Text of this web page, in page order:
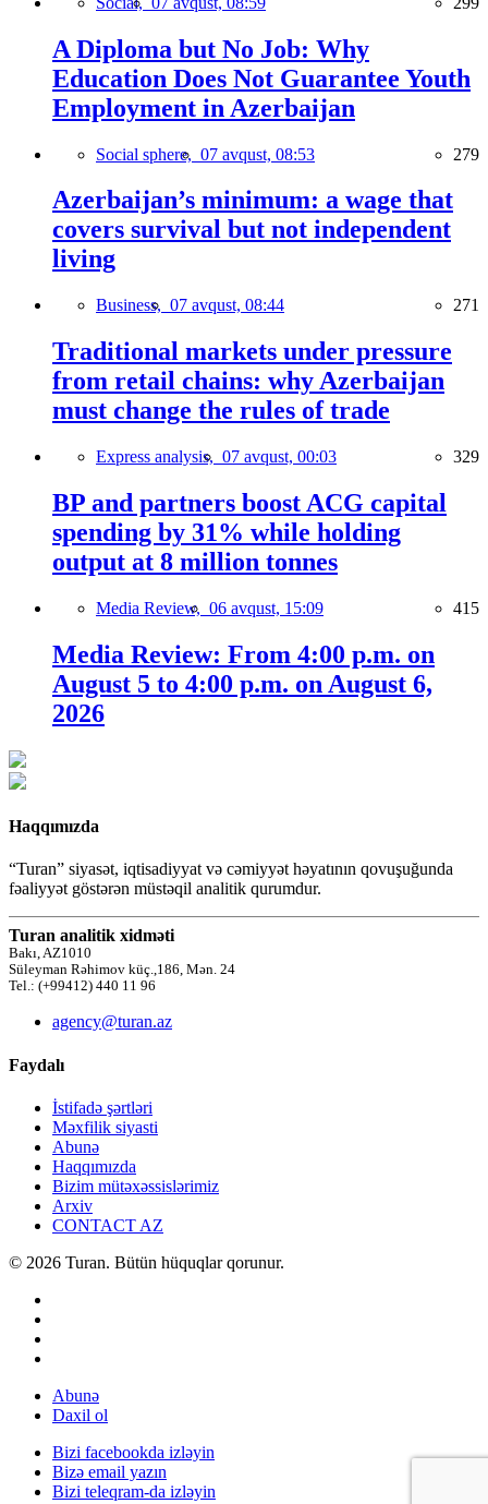
A Diploma but No Job: Why
Education Does Not Guarantee Youth
Employment in Azerbaijan
Social sphere, 07 avqust, 08:53 279
Azerbaijan’s minimum: a wage that
covers survival but not independent
living
Business, 07 avqust, 08:44 271
Traditional markets under pressure
from retail chains: why Azerbaijan
must change the rules of trade
Express analysis, 07 avqust, 00:03 329
BP and partners boost ACG capital
spending by 31% while holding
output at 8 million tonnes
Media Review, 06 avqust, 15:09 415
Media Review: From 4:00 p.m. on
August 5 to 4:00 p.m. on August 6,
2026
Haqqımızda
“Turan” siyasət, iqtisadiyyat və cəmiyyət həyatının qovuşuğunda
fəaliyyət göstərən müstəqil analitik qurumdur.
Turan analitik xidməti
Bakı, AZ1010
Süleyman Rəhimov küç.,186, Mən. 24
Tel.: (+99412) 440 11 96
agency@turan.az
Faydalı
İstifadə şərtləri
Məxfilik siyasti
Abunə
Haqqımızda
Bizim mütəxəssislərimiz
Arxiv
CONTACT AZ
© 2026 Turan. Bütün hüquqlar qorunur.
Abunə
Daxil ol
Bizi facebookda izləyin
Bizə email yazın
Bizi teleqram-da izləyin